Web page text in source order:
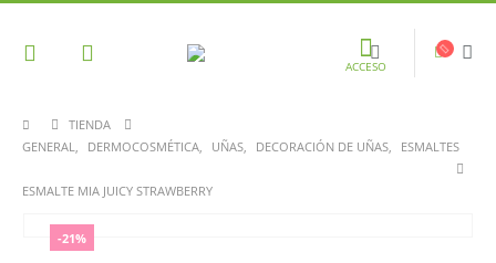
ACCESO
TIENDA
GENERAL, DERMOCOSMÉTICA, UÑAS, DECORACIÓN DE UÑAS, ESMALTES
ESMALTE MIA JUICY STRAWBERRY
-21%